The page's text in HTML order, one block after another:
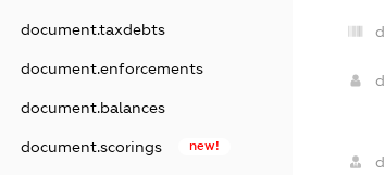
document.taxdebts
document.enforcements
document.balances
document.scorings new!